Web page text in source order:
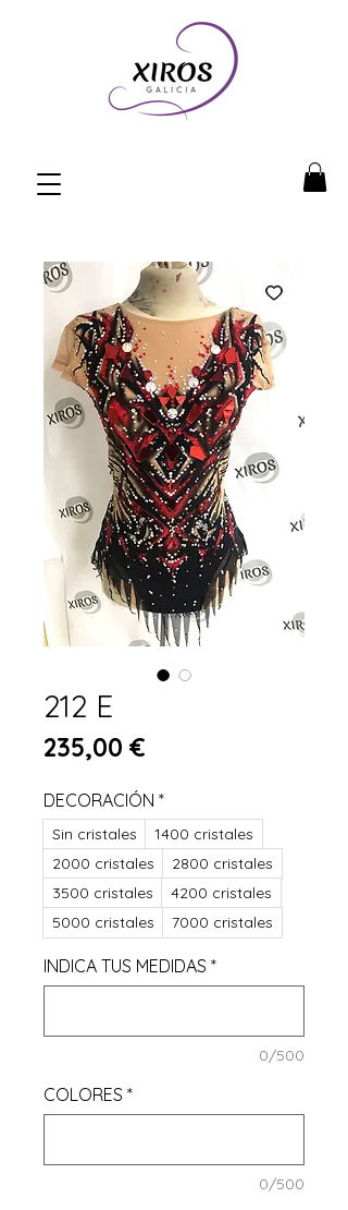
212 E
235,00 €
DECORACIÓN *
Sin cristales
1400 cristales
2000 cristales
2800 cristales
3500 cristales
4200 cristales
5000 cristales
7000 cristales
INDICA TUS MEDIDAS *
0/500
COLORES *
0/500